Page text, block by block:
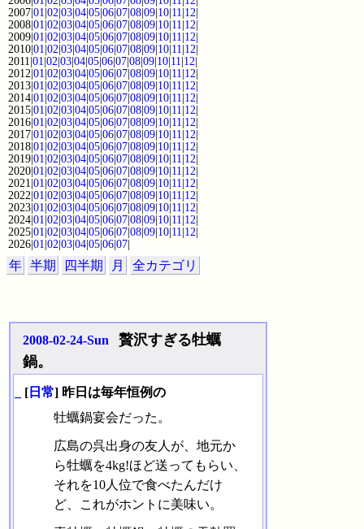
2007|01|02|03|04|05|06|07|08|09|10|11|12|
2008|01|02|03|04|05|06|07|08|09|10|11|12|
2009|01|02|03|04|05|06|07|08|09|10|11|12|
2010|01|02|03|04|05|06|07|08|09|10|11|12|
2011|01|02|03|04|05|06|07|08|09|10|11|12|
2012|01|02|03|04|05|06|07|08|09|10|11|12|
2013|01|02|03|04|05|06|07|08|09|10|11|12|
2014|01|02|03|04|05|06|07|08|09|10|11|12|
2015|01|02|03|04|05|06|07|08|09|10|11|12|
2016|01|02|03|04|05|06|07|08|09|10|11|12|
2017|01|02|03|04|05|06|07|08|09|10|11|12|
2018|01|02|03|04|05|06|07|08|09|10|11|12|
2019|01|02|03|04|05|06|07|08|09|10|11|12|
2020|01|02|03|04|05|06|07|08|09|10|11|12|
2021|01|02|03|04|05|06|07|08|09|10|11|12|
2022|01|02|03|04|05|06|07|08|09|10|11|12|
2023|01|02|03|04|05|06|07|08|09|10|11|12|
2024|01|02|03|04|05|06|07|08|09|10|11|12|
2025|01|02|03|04|05|06|07|08|09|10|11|12|
2026|01|02|03|04|05|06|07|
年 半期 四半期 月 全カテゴリ
2008-02-24-Sun
贅沢すぎる牡蠣
鍋。
[ 日常] 昨日は毎年恒例の
牡蠣鍋宴会だった。
広島の呉出身の友人が、地元か
ら牡蠣を4kg!ほど送ってもらい、
それを10人位で食べたんだけ
ど、これがホントに美味い。